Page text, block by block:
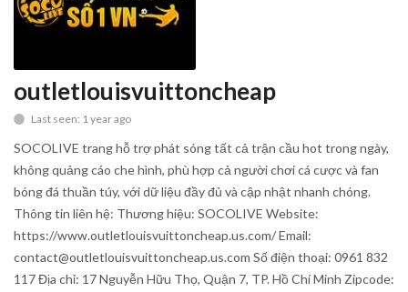
Videos
Lifestyle
Gallery
Blog
Trending
outletlouisvuittoncheap
Last seen: 1 year ago
SOCOLIVE trang hỗ trợ phát sóng tất cả trận cầu hot trong ngày,
không quảng cáo che hình, phù hợp cả người chơi cá cược và fan
bóng đá thuần túy, với dữ liệu đầy đủ và cập nhật nhanh chóng.
Thông tin liên hệ: Thương hiệu: SOCOLIVE Website:
https://www.outletlouisvuittoncheap.us.com/ Email:
contact@outletlouisvuittoncheap.us.com Số điện thoại: 0961 832
117 Địa chỉ: 17 Nguyễn Hữu Thọ, Quận 7, TP. Hồ Chí Minh Zipcode: